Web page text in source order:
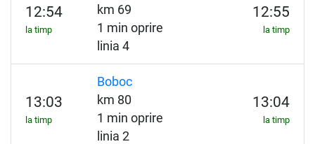
12:54
la timp
km 69
1 min oprire
linia 4
12:55
la timp
13:03
la timp
Boboc
km 80
1 min oprire
linia 2
13:04
la timp